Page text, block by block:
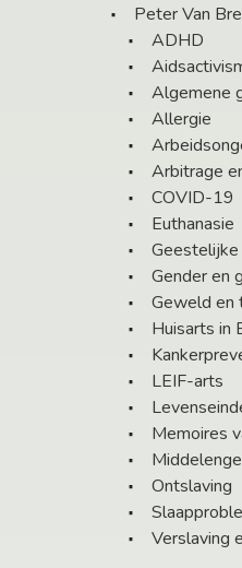
Peter Van
ADHD
Algemene
Allergie
Arbitrage
COVID-19
Euthanasie
Gender en
Geweld en
Huisarts in
LEIF-arts
Memoires
Ontslaving
Verslaving